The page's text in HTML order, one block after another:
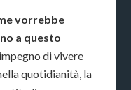
vorrebbe
a questo
di vivere
quotidianità, la